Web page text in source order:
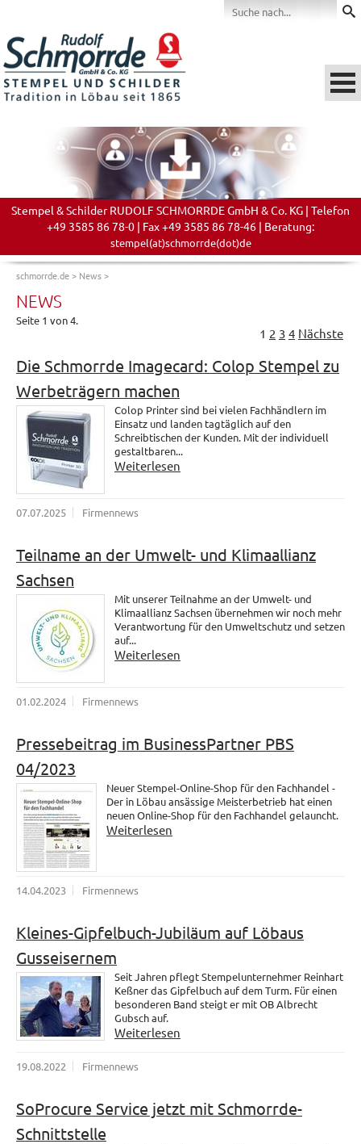
Stempel & Schilder RUDOLF SCHMORRDE GmbH & Co. KG | Telefon
+49 3585 86 78-0 | Fax +49 3585 86 78-46 | Beratung:
stempel(at)schmorrde(dot)de
schmorrde.de> News>
NEWS
Seite 1 von 4.
1 2 3 4 Nächste
Die Schmorrde Imagecard: Colop Stempel zu
Werbeträgern machen
Colop Printer sind bei vielen Fachhändlern im
Einsatz und landen tagtäglich auf den
Schreibtischen der Kunden. Mit der individuell
gestaltbaren...
Weiterlesen
07.07.2025 Firmennews
Teilname an der Umwelt- und Klimaallianz
Sachsen
Mit unserer Teilnahme an der Umwelt- und
Klimaallianz Sachsen übernehmen wir noch mehr
Verantwortung für den Umweltschutz und setzen
auf...
Weiterlesen
01.02.2024 Firmennews
Pressebeitrag im BusinessPartner PBS
04/2023
Neuer Stempel-Online-Shop für den Fachhandel -
Der in Löbau ansässige Meisterbetrieb hat einen
neuen Online-Shop für den Fachhandel gelauncht.
Weiterlesen
14.04.2023 Firmennews
Kleines-Gipfelbuch-Jubiläum auf Löbaus
Gusseisernem
Seit Jahren pflegt Stempelunternehmer Reinhart
Keßner das Gipfelbuch auf dem Turm. Für einen
besonderen Band steigt er mit OB Albrecht
Gubsch auf.
Weiterlesen
19.08.2022 Firmennews
SoProcure Service jetzt mit Schmorrde-
Schnittstelle